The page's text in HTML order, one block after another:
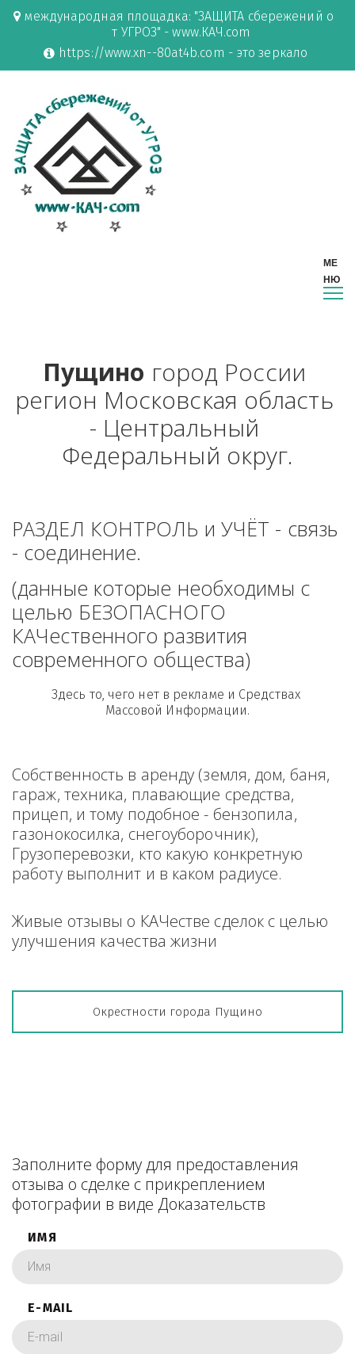
международная площадка: "ЗАЩИТА сбережений о
т УГРОЗ" - www.КАЧ.com
https://www.xn--80at4b.com - это зеркало
Пущино город России
регион Московская область
- Центральный
Федеральный округ.
РАЗДЕЛ КОНТРОЛЬ и УЧЁТ - связь
- соединение.
(данные которые необходимы с
целью БЕЗОПАСНОГО
КАЧественного развития
современного общества)
Здесь то, чего нет в рекламе и Средствах
Массовой Информации.
Собственность в аренду (земля, дом, баня,
гараж, техника, плавающие средства,
прицеп, и тому подобное - бензопила,
газонокосилка, снегоуборочник),
Грузоперевозки, кто какую конкретную
работу выполнит и в каком радиусе.
Живые отзывы о КАЧестве сделок с целью
улучшения качества жизни
Окрестности города Пущино
Заполните форму для предоставления
отзыва о сделке с прикреплением
фотографии в виде Доказательств
ИМЯ
E-MAIL